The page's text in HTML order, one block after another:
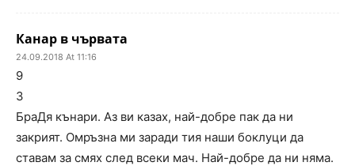
Канар в чървата
24.09.2018 At 11:16
9
3
БраДя кънари. Аз ви казах, най-добре пак да ни
закрият. Омръзна ми заради тия наши боклуци да
ставам за смях след всеки мач. Най-добре да ни няма.